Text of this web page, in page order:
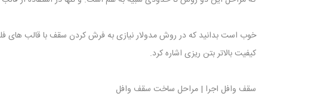
خوب است بدانید که در روش مدولار نیازی به فرش کردن سقف با قالب های
کیفیت بالاتر بتن ریزی اشاره کرد.
سقف وافل اجرا | مراحل ساخت سقف وافل